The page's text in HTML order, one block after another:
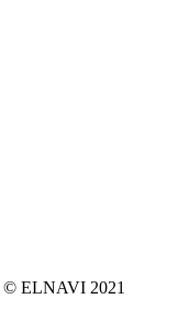
© ELNAVI 2021